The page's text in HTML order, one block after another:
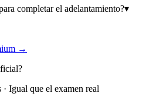
completar el adelantamiento?▾
→
Igual que el examen real